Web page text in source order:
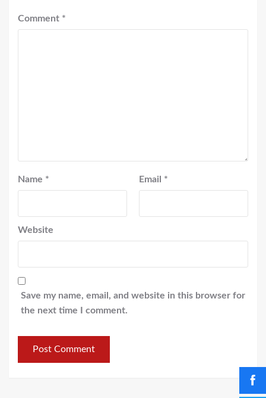
Comment *
Name * Email *
Website
Save my name, email, and website in this browser for
the next time I comment.